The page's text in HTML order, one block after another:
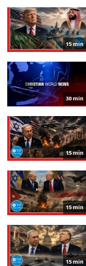
15 min
30 min
15 min
15 min
15 min